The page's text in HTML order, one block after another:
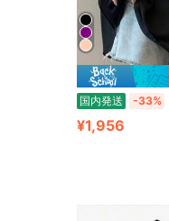
国内発送 -33%
¥1,956